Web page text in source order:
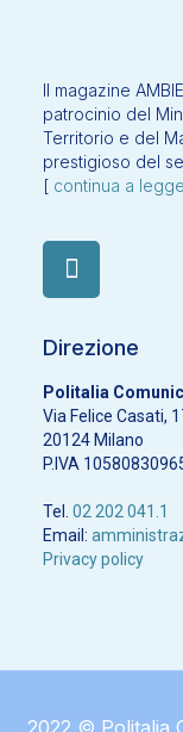
Il magazine
patrocinio del
Territorio e del
prestigioso del
[ continua a
Direzione
Politalia
Via Felice Casati,
20124 Milano
P.IVA
Tel. 02 202 041.1
Email:
Privacy policy